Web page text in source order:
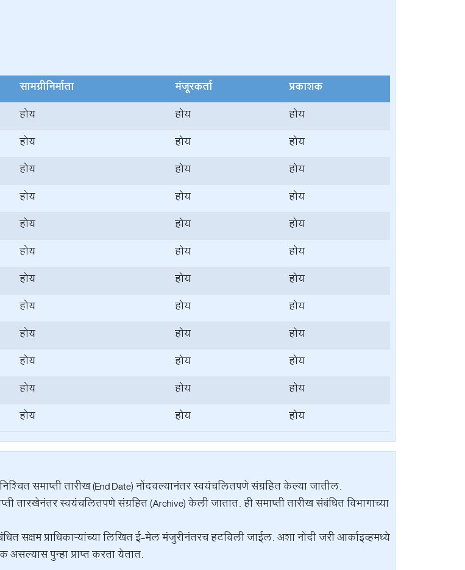
सामग्रीनिर्माता मंजूरकर्ता
प्रकाशक
होय होय
होय
होय होय
होय
होय होय
होय
होय होय
होय
होय होय
होय
होय होय
होय
होय होय
होय
होय होय
होय
होय होय
होय
होय होय
होय
होय होय
होय
होय होय होय
समाप्ती तारीख (End Date) नोंदवल्यानंतर स्वयंचलितपणे संग्रहित केल्या जातील.
तारखेनंतर स्वयंचलितपणे संग्रहित (Archive) केली जातात. ही समाप्ती तारीख संबंधित विभागाच्या
सक्षम प्राधिकाऱ्यांच्या लिखित ई-मेल मंजुरीनंतरच हटविली जाईल. अशा नोंदी जरी आर्काइव्हमध्ये
पुन्हा प्राप्त करता येतात.